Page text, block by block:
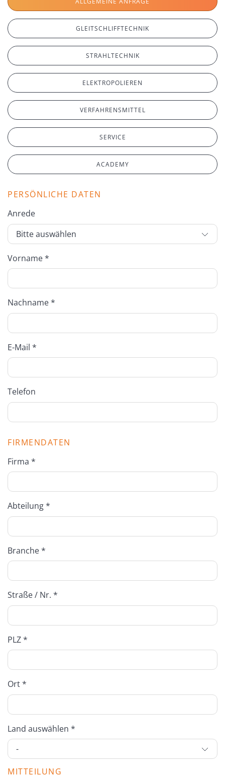
GLEITSCHLIFFTECHNIK
STRAHLTECHNIK
ELEKTROPOLIEREN
VERFAHRENSMITTEL
SERVICE
ACADEMY
PERSÖNLICHE DATEN
Anrede
Vorname *
Nachname *
E-Mail *
Telefon
FIRMENDATEN
Firma *
Abteilung *
Branche *
Straße / Nr. *
PLZ *
Ort *
Land auswählen *
MITTEILUNG